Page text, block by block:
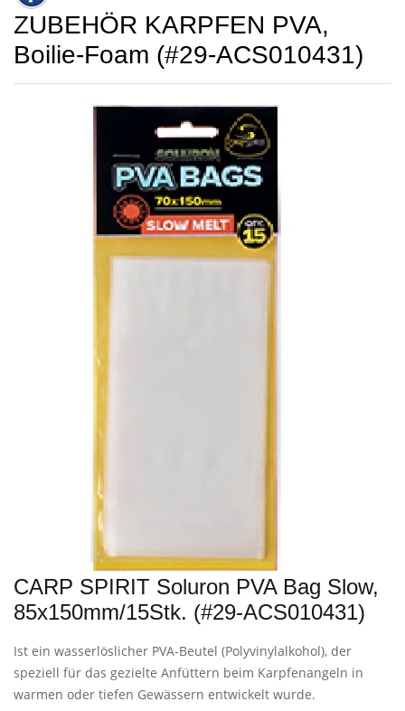
ZUBEHÖR KARPFEN PVA,
Boilie-Foam (#29-ACS010431)
CARP SPIRIT Soluron PVA Bag Slow,
85x150mm/15Stk. (#29-ACS010431)
Ist ein wasserlöslicher PVA-Beutel (Polyvinylalkohol), der
speziell für das gezielte Anfüttern beim Karpfenangeln in
warmen oder tiefen Gewässern entwickelt wurde.